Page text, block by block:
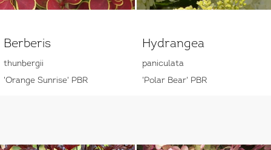
Berberis
thunbergii
'Orange Sunrise' PBR
Hydrangea
paniculata
'Polar Bear' PBR